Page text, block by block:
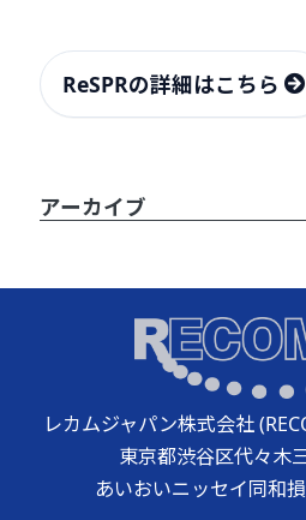
ReSPRの詳細はこちら
アーカイブ
レカムジャパン株式会社
東京都渋谷区代々木
あいおいニッセイ同和